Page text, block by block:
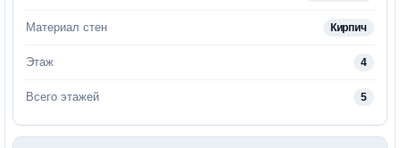
Материал стен Кирпич
Этаж 4
Всего этажей 5